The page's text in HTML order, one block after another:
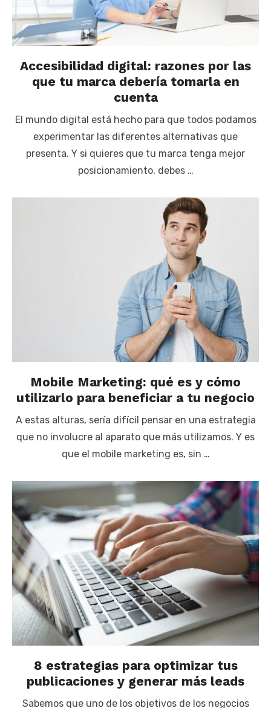
Accesibilidad digital: razones por las
que tu marca debería tomarla en
cuenta
El mundo digital está hecho para que todos podamos
experimentar las diferentes alternativas que
presenta. Y si quieres que tu marca tenga mejor
posicionamiento, debes …
Mobile Marketing: qué es y cómo
utilizarlo para beneficiar a tu negocio
A estas alturas, sería difícil pensar en una estrategia
que no involucre al aparato que más utilizamos. Y es
que el mobile marketing es, sin …
8 estrategias para optimizar tus
publicaciones y generar más leads
Sabemos que uno de los objetivos de los negocios